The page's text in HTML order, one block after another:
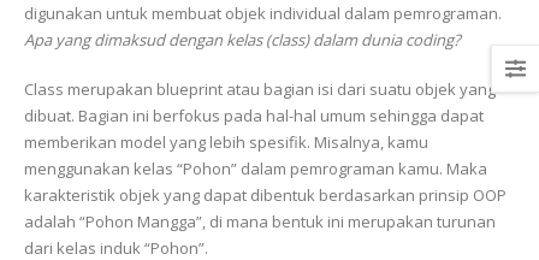
digunakan untuk membuat objek individual dalam pemrograman.
Apa yang dimaksud dengan kelas (class) dalam dunia coding?
Class merupakan blueprint atau bagian isi dari suatu objek yang
dibuat. Bagian ini berfokus pada hal-hal umum sehingga dapat
memberikan model yang lebih spesifik. Misalnya, kamu
menggunakan kelas “Pohon” dalam pemrograman kamu. Maka
karakteristik objek yang dapat dibentuk berdasarkan prinsip OOP
adalah “Pohon Mangga”, di mana bentuk ini merupakan turunan
dari kelas induk “Pohon”.